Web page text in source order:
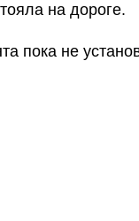
на дороге.
пока не